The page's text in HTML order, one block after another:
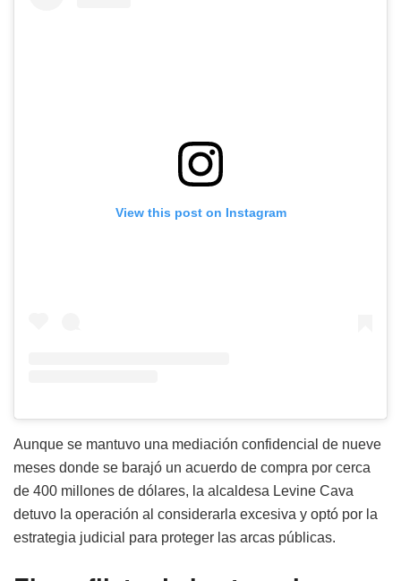
View this post on Instagram
Aunque se mantuvo una mediación confidencial de nueve
meses donde se barajó un acuerdo de compra por cerca
de 400 millones de dólares, la alcaldesa Levine Cava
detuvo la operación al considerarla excesiva y optó por la
estrategia judicial para proteger las arcas públicas.